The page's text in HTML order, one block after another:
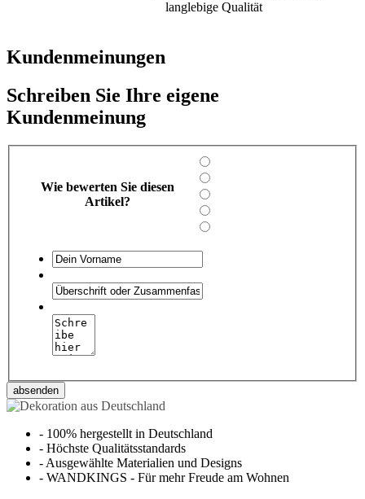
langlebige Qualität
Kundenmeinungen
Schreiben Sie Ihre eigene
Kundenmeinung
Wie bewerten Sie diesen
Artikel?
absenden
- 100% hergestellt in Deutschland
- Höchste Qualitätsstandards
- Ausgewählte Materialien und Designs
- WANDKINGS - Für mehr Freude am Wohnen